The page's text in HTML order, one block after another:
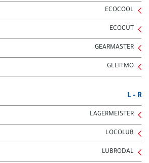
ECOCOOL
ECOCUT
GEARMASTER
GLEITMO
L - R
LAGERMEISTER
LOCOLUB
LUBRODAL